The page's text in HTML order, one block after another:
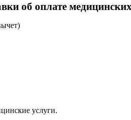
об оплате
услуги.